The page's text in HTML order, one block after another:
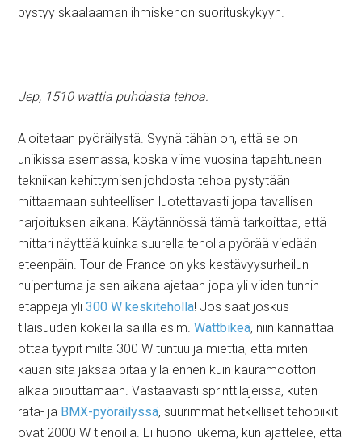
pystyy skaalaaman ihmiskehon suorituskykyyn.
Jep, 1510 wattia puhdasta tehoa.
Aloitetaan pyöräilystä. Syynä tähän on, että se on
uniikissa asemassa, koska viime vuosina tapahtuneen
tekniikan kehittymisen johdosta tehoa pystytään
mittaamaan suhteellisen luotettavasti jopa tavallisen
harjoituksen aikana. Käytännössä tämä tarkoittaa, että
mittari näyttää kuinka suurella teholla pyörää viedään
eteenpäin. Tour de France on yks kestävyysurheilun
huipentuma ja sen aikana ajetaan jopa yli viiden tunnin
etappeja yli300 W keskiteholla! Jos saat joskus
tilaisuuden kokeilla salilla esim.Wattbikeä, niin kannattaa
ottaa tyypit miltä 300 W tuntuu ja miettiä, että miten
kauan sitä jaksaa pitää yllä ennen kuin kauramoottori
alkaa piiputtamaan. Vastaavasti sprinttilajeissa, kuten
rata- ja BMX-pyöräilyssä, suurimmat hetkelliset tehopiikit
ovat 2000 W tienoilla. Ei huono lukema, kun ajattelee, että